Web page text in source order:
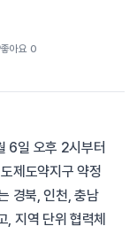
좋아요 0
6일 오후 2시부터
제도약지구 약정
경북, 인천, 충남
, 지역 단위 협력체